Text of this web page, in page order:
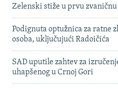
Zelenski stiže u prvu
Podignuta optužnica za ratne
osoba, uključujući Radoičića
SAD uputile zahtev za
uhapšenog u Crnoj Gori